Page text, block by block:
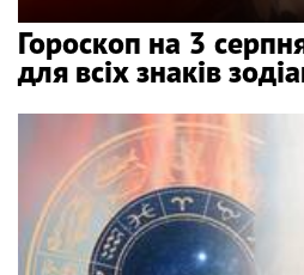
Гороскоп на 3
для всіх знаків